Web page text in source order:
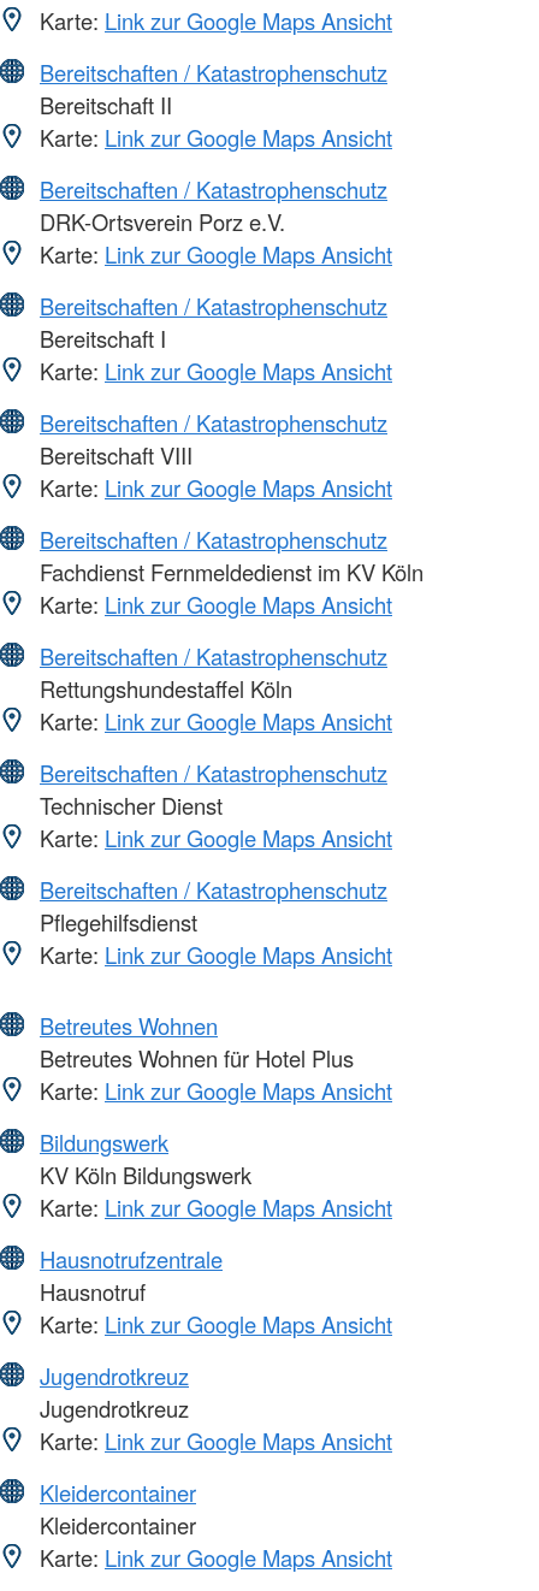
Karte: Link zur Google Maps Ansicht
Bereitschaften / Katastrophenschutz
Bereitschaft II
Karte: Link zur Google Maps Ansicht
Bereitschaften / Katastrophenschutz
DRK-Ortsverein Porz e.V.
Karte: Link zur Google Maps Ansicht
Bereitschaften / Katastrophenschutz
Bereitschaft I
Karte: Link zur Google Maps Ansicht
Bereitschaften / Katastrophenschutz
Bereitschaft VIII
Karte: Link zur Google Maps Ansicht
Bereitschaften / Katastrophenschutz
Fachdienst Fernmeldedienst im KV Köln
Karte: Link zur Google Maps Ansicht
Bereitschaften / Katastrophenschutz
Rettungshundestaffel Köln
Karte: Link zur Google Maps Ansicht
Bereitschaften / Katastrophenschutz
Technischer Dienst
Karte: Link zur Google Maps Ansicht
Bereitschaften / Katastrophenschutz
Pflegehilfsdienst
Karte: Link zur Google Maps Ansicht
Betreutes Wohnen
Betreutes Wohnen für Hotel Plus
Karte: Link zur Google Maps Ansicht
Bildungswerk
KV Köln Bildungswerk
Karte: Link zur Google Maps Ansicht
Hausnotrufzentrale
Hausnotruf
Karte: Link zur Google Maps Ansicht
Jugendrotkreuz
Jugendrotkreuz
Karte: Link zur Google Maps Ansicht
Kleidercontainer
Kleidercontainer
Karte: Link zur Google Maps Ansicht